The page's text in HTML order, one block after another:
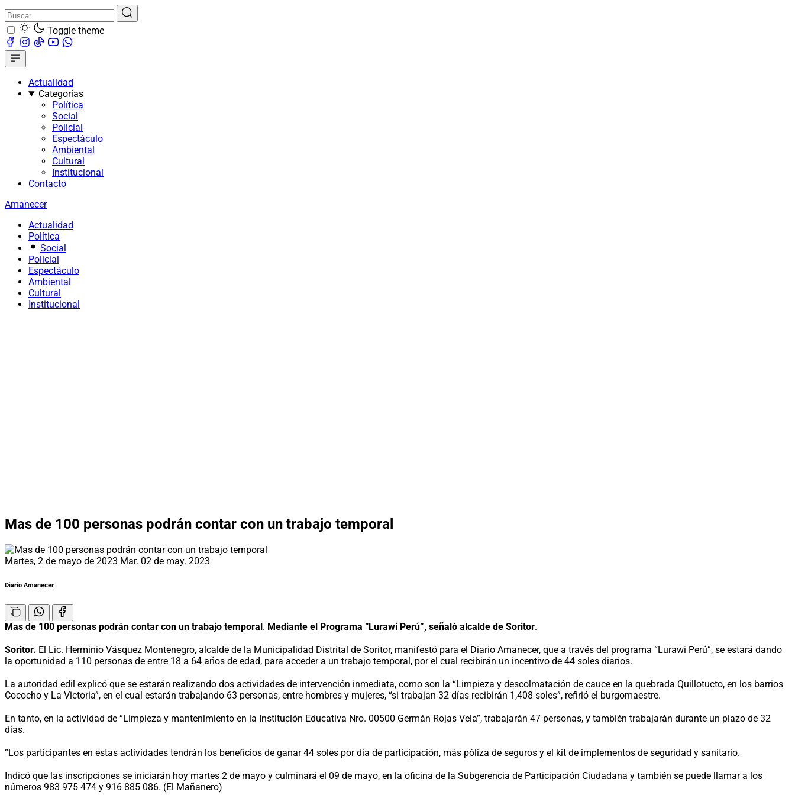
Toggle theme
Actualidad
Categorías
Política
Social
Policial
Espectáculo
Ambiental
Cultural
Institucional
Contacto
Amanecer
Actualidad
Política
Social
Policial
Espectáculo
Ambiental
Cultural
Institucional
Mas de 100 personas podrán contar con un trabajo temporal
Martes, 2 de mayo de 2023 Mar. 02 de may. 2023
Diario Amanecer
Mas de 100 personas podrán contar con un trabajo temporal. Mediante el Programa “Lurawi Perú”, señaló alcalde de Soritor.
Soritor. El Lic. Herminio Vásquez Montenegro, alcalde de la Municipalidad Distrital de Soritor, manifestó para el Diario Amanecer, que a través del programa “Lurawi Perú”, se estará dando
la oportunidad a 110 personas de entre 18 a 64 años de edad, para acceder a un trabajo temporal, por el cual recibirán un incentivo de 44 soles diarios.
La autoridad edil explicó que se estarán realizando dos actividades de intervención inmediata, como son la “Limpieza y descolmatación de cauce en la quebrada Quillotucto, en los barrios
Cococho y La Victoria”, en el cual estarán trabajando 63 personas, entre hombres y mujeres, “si trabajan 32 días recibirán 1,408 soles”, refirió el burgomaestre.
En tanto, en la actividad de “Limpieza y mantenimiento en la Institución Educativa Nro. 00500 Germán Rojas Vela”, trabajarán 47 personas, y también trabajarán durante un plazo de 32
días.
“Los participantes en estas actividades tendrán los beneficios de ganar 44 soles por día de participación, más póliza de seguros y el kit de implementos de seguridad y sanitario.
Indicó que las inscripciones se iniciarán hoy martes 2 de mayo y culminará el 09 de mayo, en la oficina de la Subgerencia de Participación Ciudadana y también se puede llamar a los
números 983 975 474 y 916 885 086. (El Mañanero)